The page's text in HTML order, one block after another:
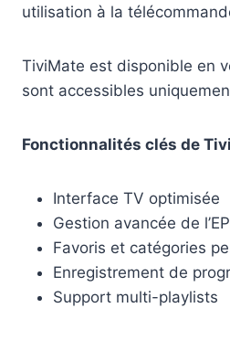
utilisation à la
TiviMate est disponible en
sont accessibles
Fonctionnalités clés de
Interface TV optimisée
Gestion avancée de
Favoris et catégories
Enregistrement de
Support multi-playlists